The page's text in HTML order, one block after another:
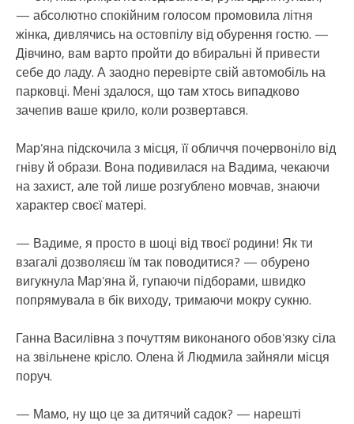
— абсолютно спокійним голосом промовила літня
жінка, дивлячись на остовпілу від обурення гостю. —
Дівчино, вам варто пройти до вбиральні й привести
себе до ладу. А заодно перевірте свій автомобіль на
парковці. Мені здалося, що там хтось випадково
зачепив ваше крило, коли розвертався.
Мар’яна підскочила з місця, її обличчя почервоніло від
гніву й образи. Вона подивилася на Вадима, чекаючи
на захист, але той лише розгублено мовчав, знаючи
характер своєї матері.
— Вадиме, я просто в шоці від твоєї родини! Як ти
взагалі дозволяєш їм так поводитися? — обурено
вигукнула Мар’яна й, гупаючи підборами, швидко
попрямувала в бік виходу, тримаючи мокру сукню.
Ганна Василівна з почуттям виконаного обов’язку сіла
на звільнене крісло. Олена й Людмила зайняли місця
поруч.
— Мамо, ну що це за дитячий садок? — нарешті